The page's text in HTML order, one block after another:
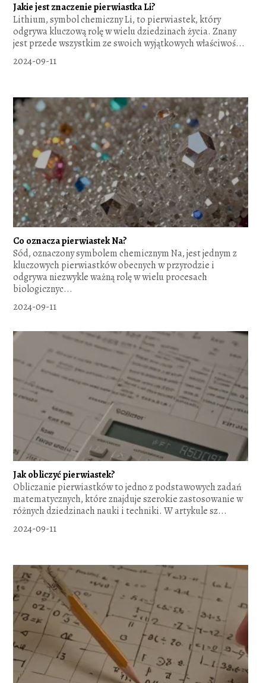
Jakie jest znaczenie pierwiastka Li?
Lithium, symbol chemiczny Li, to pierwiastek, który
odgrywa kluczową rolę w wielu dziedzinach życia. Znany
jest przede wszystkim ze swoich wyjątkowych właściwoś...
2024-09-11
Co oznacza pierwiastek Na?
Sód, oznaczony symbolem chemicznym Na, jest jednym z
kluczowych pierwiastków obecnych w przyrodzie i
odgrywa niezwykle ważną rolę w wielu procesach
biologicznyc...
2024-09-11
Jak obliczyć pierwiastek?
Obliczanie pierwiastków to jedno z podstawowych zadań
matematycznych, które znajduje szerokie zastosowanie w
różnych dziedzinach nauki i techniki. W artykule sz...
2024-09-11